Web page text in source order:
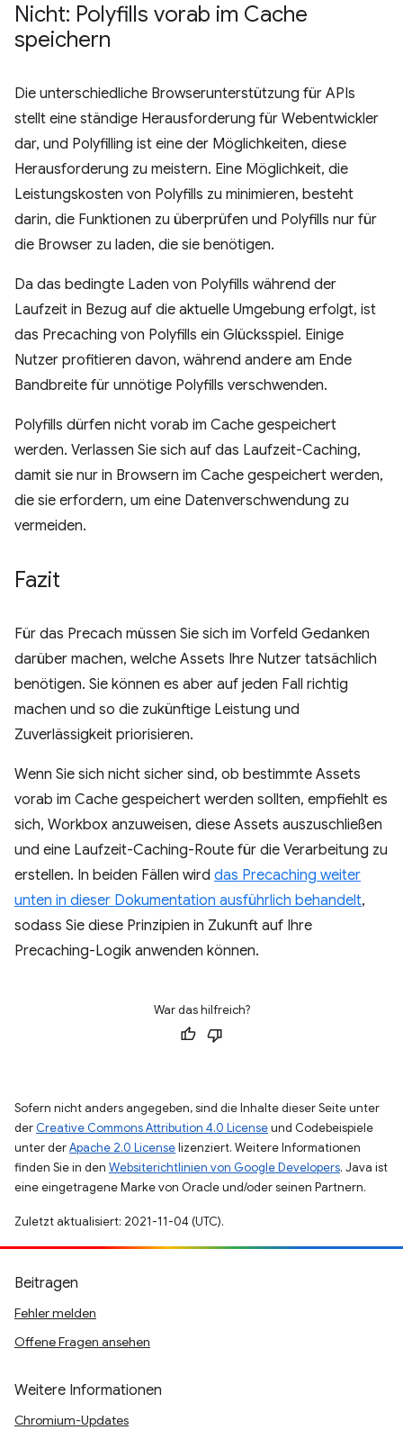
Nicht: Polyfills vorab im Cache
speichern
Die unterschiedliche Browserunterstützung für APIs
stellt eine ständige Herausforderung für Webentwickler
dar, und Polyfilling ist eine der Möglichkeiten, diese
Herausforderung zu meistern. Eine Möglichkeit, die
Leistungskosten von Polyfills zu minimieren, besteht
darin, die Funktionen zu überprüfen und Polyfills nur für
die Browser zu laden, die sie benötigen.
Da das bedingte Laden von Polyfills während der
Laufzeit in Bezug auf die aktuelle Umgebung erfolgt, ist
das Precaching von Polyfills ein Glücksspiel. Einige
Nutzer profitieren davon, während andere am Ende
Bandbreite für unnötige Polyfills verschwenden.
Polyfills dürfen nicht vorab im Cache gespeichert
werden. Verlassen Sie sich auf das Laufzeit-Caching,
damit sie nur in Browsern im Cache gespeichert werden,
die sie erfordern, um eine Datenverschwendung zu
vermeiden.
Fazit
Für das Precach müssen Sie sich im Vorfeld Gedanken
darüber machen, welche Assets Ihre Nutzer tatsächlich
benötigen. Sie können es aber auf jeden Fall richtig
machen und so die zukünftige Leistung und
Zuverlässigkeit priorisieren.
Wenn Sie sich nicht sicher sind, ob bestimmte Assets
vorab im Cache gespeichert werden sollten, empfiehlt es
sich, Workbox anzuweisen, diese Assets auszuschließen
und eine Laufzeit-Caching-Route für die Verarbeitung zu
erstellen. In beiden Fällen wird das Precaching weiter
unten in dieser Dokumentation ausführlich behandelt,
sodass Sie diese Prinzipien in Zukunft auf Ihre
Precaching-Logik anwenden können.
War das hilfreich?
Sofern nicht anders angegeben, sind die Inhalte dieser Seite unter
der Creative Commons Attribution 4.0 Licenseund Codebeispiele
unter derApache 2.0 Licenselizenziert. Weitere Informationen
finden Sie in den Websiterichtlinien von Google Developers. Java ist
eine eingetragene Marke von Oracle und/oder seinen Partnern.
Zuletzt aktualisiert: 2021-11-04 (UTC).
Beitragen
Fehler melden
Offene Fragen ansehen
Weitere Informationen
Chromium-Updates